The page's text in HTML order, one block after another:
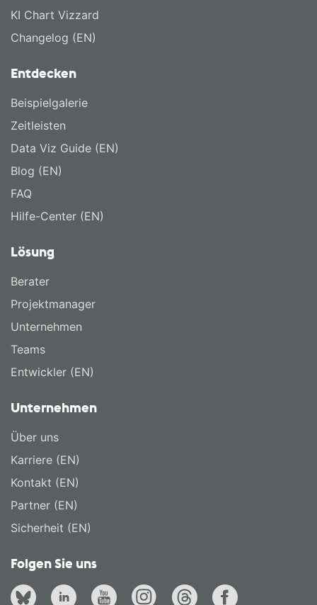
KI Chart Vizzard
Changelog (EN)
Entdecken
Beispielgalerie
Zeitleisten
Data Viz Guide (EN)
Blog (EN)
FAQ
Hilfe-Center (EN)
Lösung
Berater
Projektmanager
Unternehmen
Teams
Entwickler (EN)
Unternehmen
Über uns
Karriere (EN)
Kontakt (EN)
Partner (EN)
Sicherheit (EN)
Folgen Sie uns